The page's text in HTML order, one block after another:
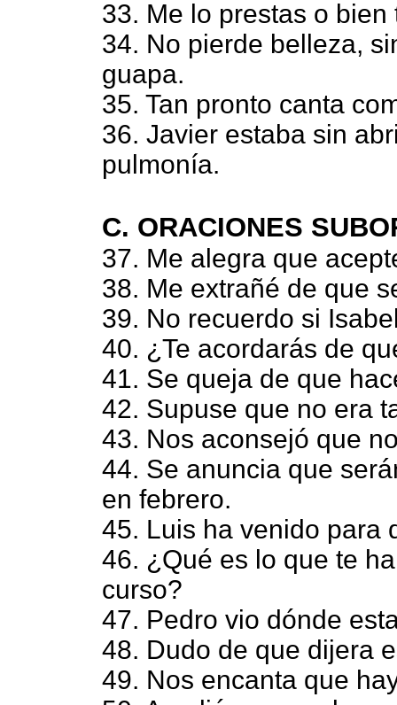
33. Me lo prestas o bien
34. No pierde belleza,
guapa.
35. Tan pronto canta
36. Javier estaba sin
pulmonía.
C. ORACIONES
37. Me alegra que
38. Me extrañé de que
39. No recuerdo si
40. ¿Te acordarás de
41. Se queja de que
42. Supuse que no era
43. Nos aconsejó que
44. Se anuncia que
en febrero.
45. Luis ha venido para
46. ¿Qué es lo que te
curso?
47. Pedro vio dónde
48. Dudo de que dijera
49. Nos encanta que